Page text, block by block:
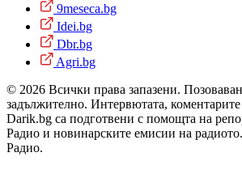
9meseca.bg
Idei.bg
Dbr.bg
Agri.bg
© 2026 Всички права запазени.
задължително. Интервютата,
Darik.bg са подготвени с помощта на
Радио и новинарските емисии на
Радио.